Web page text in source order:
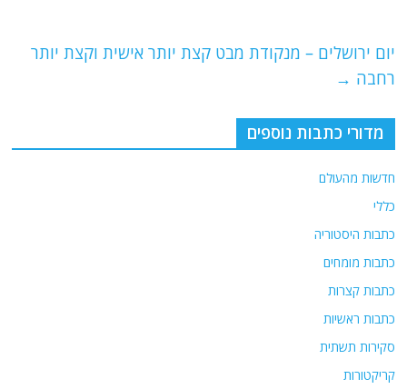
p
o
יום ירושלים – מנקודת מבט קצת יותר אישית וקצת יותר
רחבה →
מדורי כתבות נוספים
חדשות מהעולם
כללי
כתבות היסטוריה
כתבות מומחים
כתבות קצרות
כתבות ראשיות
סקירות תשתית
קריקטורות